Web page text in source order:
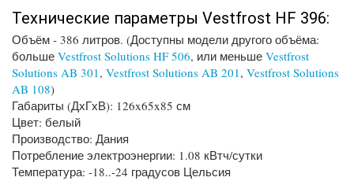
Технические параметры Vestfrost HF 396:
Объём - 386 литров. (Доступны модели другого объёма:
больше Vestfrost Solutions HF 506, или меньше Vestfrost
Solutions AB 301, Vestfrost Solutions AB 201, Vestfrost Solutions
AB 108)
Габариты (ДхГхВ): 126x65x85 см
Цвет: белый
Производство: Дания
Потребление электроэнергии: 1.08 кВтч/сутки
Температура: -18..-24 градусов Цельсия